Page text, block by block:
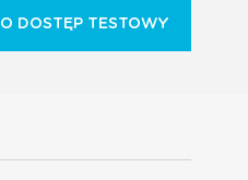
DOSTĘP TESTOWY